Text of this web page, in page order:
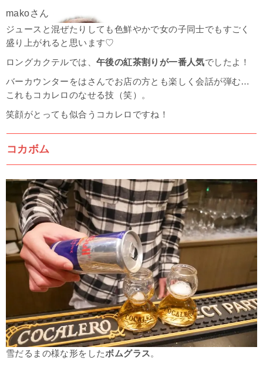
ジュースと混ぜたりしても色鮮やかで女の子同士でもすごく
盛り上がれると思います♡
ロングカクテルでは、 午後の紅茶割りが一番人気でしたよ！
バーカウンターをはさんでお店の方とも楽しく会話が弾む…
これもコカレロのなせる技（笑）。
笑顔がとっても似合うコカレロですね！
コカボム
雪だるまの様な形をしたボムグラス。